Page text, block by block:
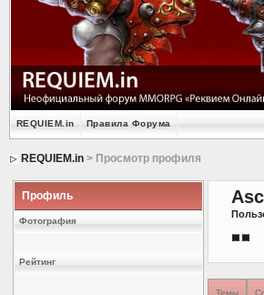
REQUIEM.in Правила Форума
REQUIEM.in> Просмотр профиля
Профиль
Фотография
Рейтинг
Темы